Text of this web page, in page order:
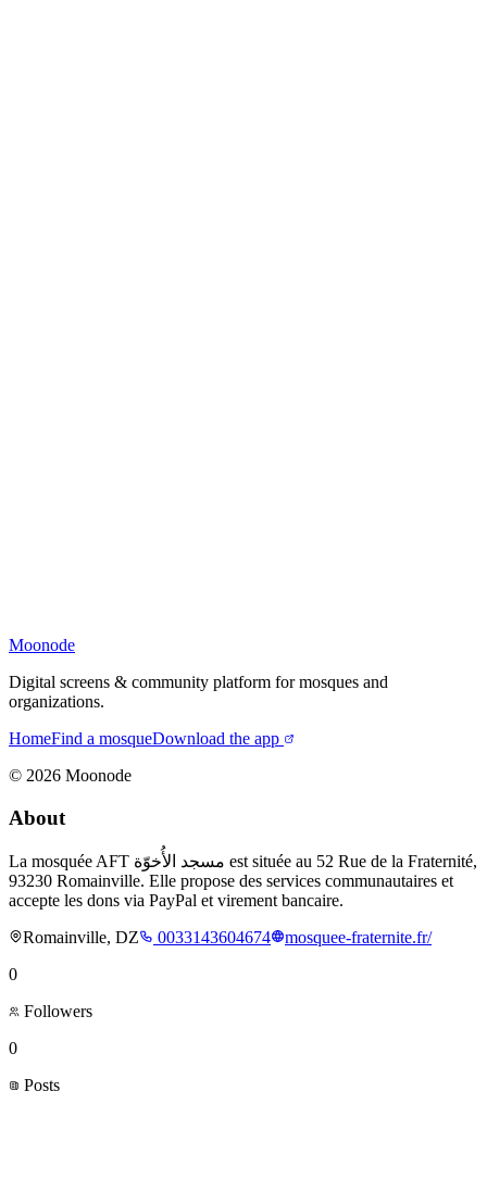
Moonode
Digital screens & community platform for mosques and
organizations.
HomeFind a mosqueDownload the app
© 2026 Moonode
About
La mosquée AFT مسجد الأُخوّة est située au 52 Rue de la Fraternité,
93230 Romainville. Elle propose des services communautaires et
accepte les dons via PayPal et virement bancaire.
Romainville, DZ
0033143604674
mosquee-fraternite.fr/
0
Followers
0
Posts